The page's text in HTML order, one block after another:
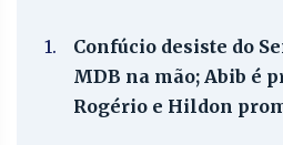
1.
Confúcio desiste do
MDB na mão; Abib é
Rogério e Hildon